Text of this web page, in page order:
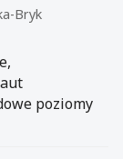
Bryk
poziomy